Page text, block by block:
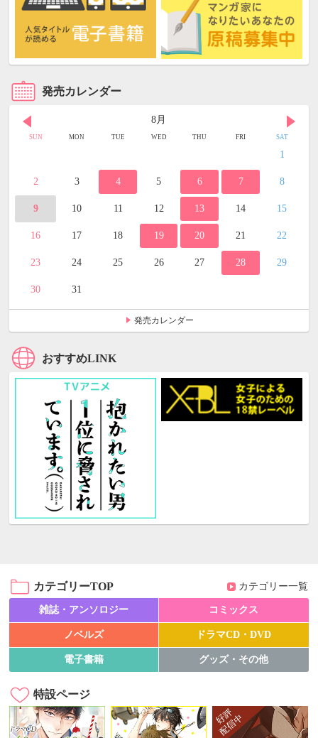
発売カレンダー
8月
SUN MON TUE WED THU FRI SAT
1
2 3 4 5 6 7 8
9 10 11 12 13 14 15
16 17 18 19 20 21 22
23 24 25 26 27 28 29
30 31
発売カレンダー
おすすめLINK
カテゴリーTOP カテゴリー一覧
雑誌・アンソロジー コミックス
ノベルズ ドラマCD・DVD
電子書籍 グッズ・その他
特設ページ